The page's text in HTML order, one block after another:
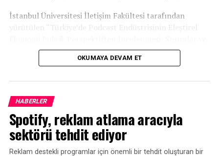
İstanbul Üniversitesi İletişim Fakültesi tarafından
yürütülen “Türkiye’de Podcast Endüstrisinin Eleştirel
Fırsatlar” başlıklı araştırma, Türkiye podcast
ekosisteminin mevcut durumuna ilişkin kapsamlı bir
OKUMAYA DEVAM ET
HABERLER
Spotify, reklam atlama aracıyla
sektörü tehdit ediyor
Reklam destekli programlar için önemli bir tehdit oluşturan bir